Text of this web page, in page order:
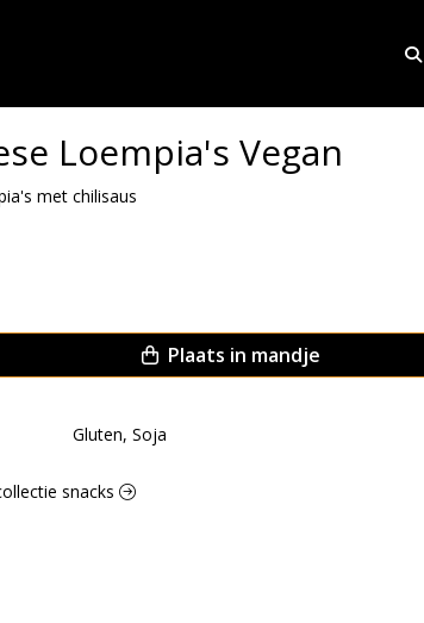
Loempia's Vegan
met chilisaus
Plaats in mandje
Gluten, Soja
snacks